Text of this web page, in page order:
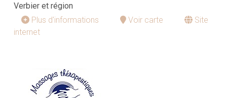
Verbier et région
Plus d'informations
Voir carte
Site
internet